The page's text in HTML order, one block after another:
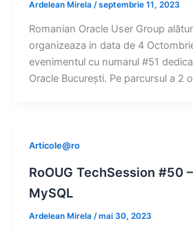
Ardelean Mirela /septembrie 11, 2023
Romanian Oracle User Group
organizeaza in data de 4
evenimentul cu numarul #51
Oracle Bucureşti. Pe parcursul a 2
Articole@ro
RoOUG TechSession #50
MySQL
Ardelean Mirela /mai 30, 2023